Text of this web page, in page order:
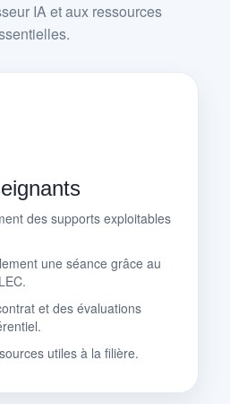
IA et aux ressources
des supports exploitables
une séance grâce au
et des évaluations
utiles à la filière.